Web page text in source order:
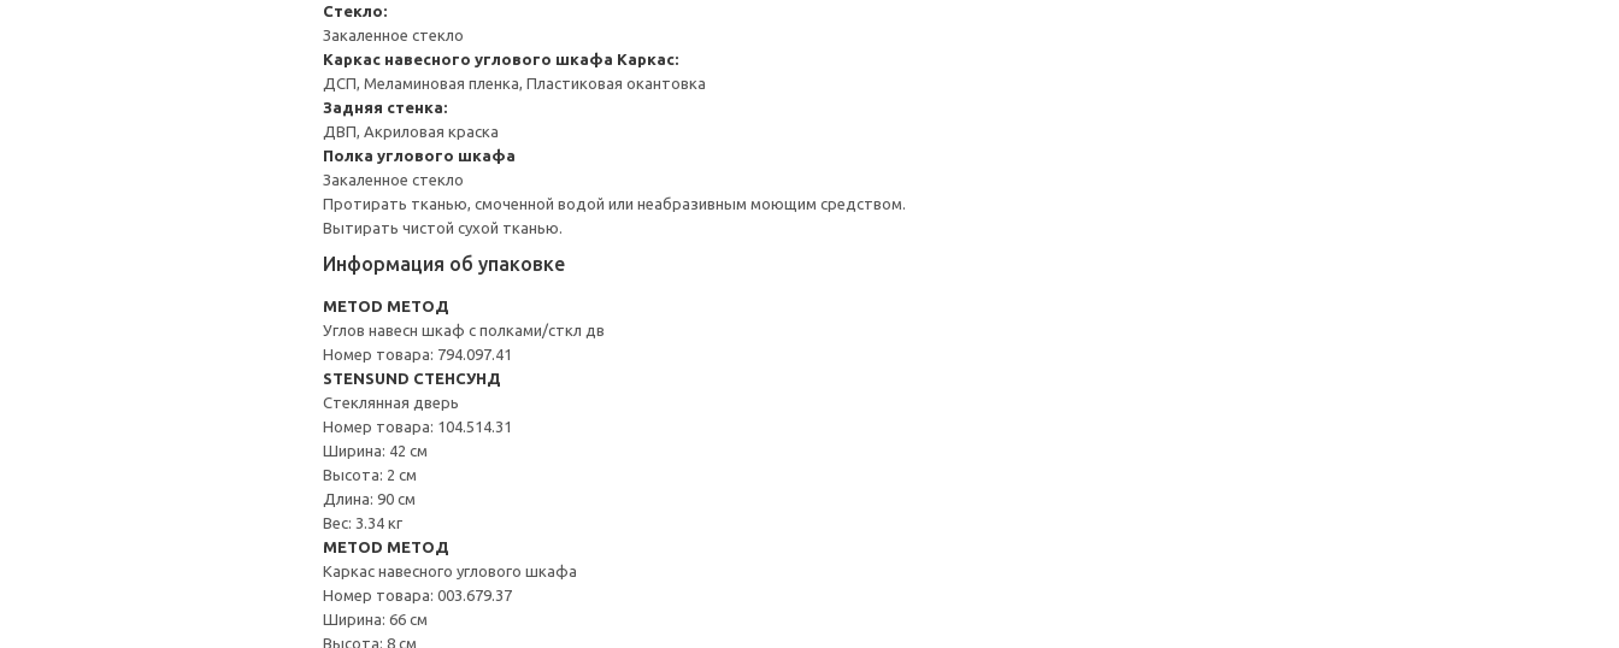
Стекло:
Закаленное стекло
Каркас навесного углового шкафа Каркас:
ДСП, Меламиновая пленка, Пластиковая окантовка
Задняя стенка:
ДВП, Акриловая краска
Полка углового шкафа
Закаленное стекло
Протирать тканью, смоченной водой или неабразивным моющим средством.
Вытирать чистой сухой тканью.
Информация об упаковке
METOD МЕТОД
Углов навесн шкаф с полками/сткл дв
Номер товара: 794.097.41
STENSUND СТЕНСУНД
Стеклянная дверь
Номер товара: 104.514.31
Ширина: 42 см
Высота: 2 см
Длина: 90 см
Вес: 3.34 кг
METOD МЕТОД
Каркас навесного углового шкафа
Номер товара: 003.679.37
Ширина: 66 см
Высота: 8 см